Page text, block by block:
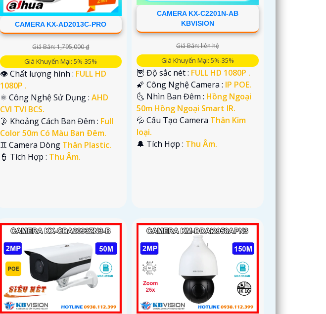
CAMERA KX-AD2013C-PRO
Giá Bán: 1,795,000 ₫
Giá Khuyến Mại: 5%-35%
👁 Chất lượng hình : FULL HD
1080P .
⚛️ Công Nghệ Sử Dụng : AHD
CVI TVI BCS.
🌛 Khoảng Cách Ban Đêm : Full
Color 50m Có Màu Ban Ðêm.
♊ Camera Dòng Thân Plastic.
️👮 Tích Hợp : Thu Âm.
CAMERA KX-C2201N-AB
KBVISION
Giá Bán: liên hệ
Giá Khuyến Mại: 5%-35%
🦉 Độ sắc nét : FULL HD 1080P .
🌠 Công Nghệ Camera : IP POE.
🌜 Nhìn Ban Đêm : Hồng Ngoại
50m Hồng Ngoại Smart IR.
💦 Cấu Tạo Camera Thân Kim
loại.
️🔔 Tích Hợp : Thu Âm.